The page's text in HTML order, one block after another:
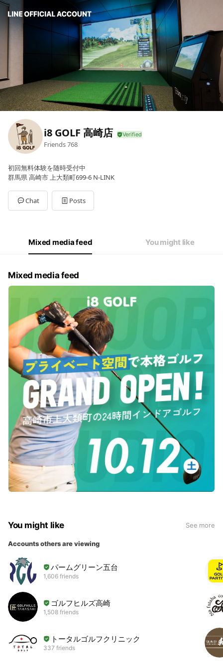
i8 GOLF 高崎店
Friends768
初回無料体験を随時受付中
群馬県 高崎市 上大類町699-6 N-LINK
Chat Posts
Mixed media feed You might like
Mixed media feed
You might like See more
Accounts others are viewing
パームグリーン五台
1,606 friends
ゴルフヒルズ高崎
1,508 friends
トータルゴルフクリニック
337 friends